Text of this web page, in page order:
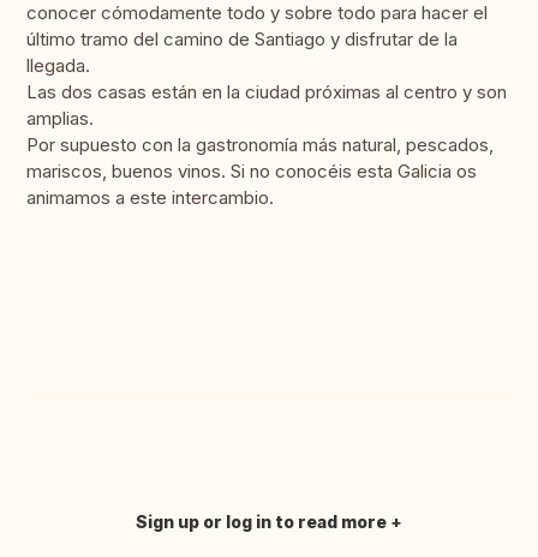
conocer cómodamente todo y sobre todo para hacer el
último tramo del camino de Santiago y disfrutar de la
llegada.
Las dos casas están en la ciudad próximas al centro y son
amplias.
Por supuesto con la gastronomía más natural, pescados,
mariscos, buenos vinos. Si no conocéis esta Galicia os
animamos a este intercambio.
Translate this
Sign up or log in to read more